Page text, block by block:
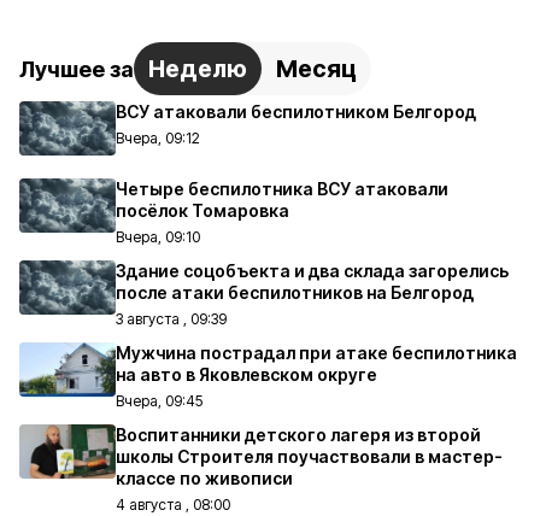
Лучшее за Неделю Месяц
ВСУ атаковали беспилотником Белгород
Вчера, 09:12
Четыре беспилотника ВСУ атаковали
посёлок Томаровка
Вчера, 09:10
Здание соцобъекта и два склада загорелись
после атаки беспилотников на Белгород
3 августа , 09:39
Мужчина пострадал при атаке беспилотника
на авто в Яковлевском округе
Вчера, 09:45
Воспитанники детского лагеря из второй
школы Строителя поучаствовали в мастер-
классе по живописи
4 августа , 08:00